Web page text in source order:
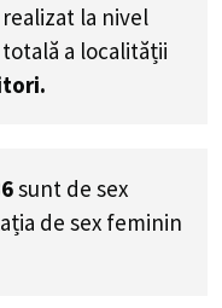
la nivel
a localității
sunt de sex
de sex feminin